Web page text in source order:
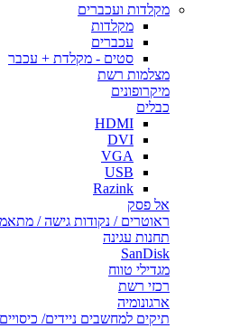
מקלדות ועכברים
מקלדות
עכברים
סטים - מקלדת + עכבר
מצלמות רשת
מיקרופונים
כבלים
HDMI
DVI
VGA
USB
Razink
אל פסק
ראוטרים / נקודות גישה /
תחנות עגינה
SanDisk
מגדילי טווח
רכזי רשת
ארגונומיה
תיקים למחשבים ניידים/